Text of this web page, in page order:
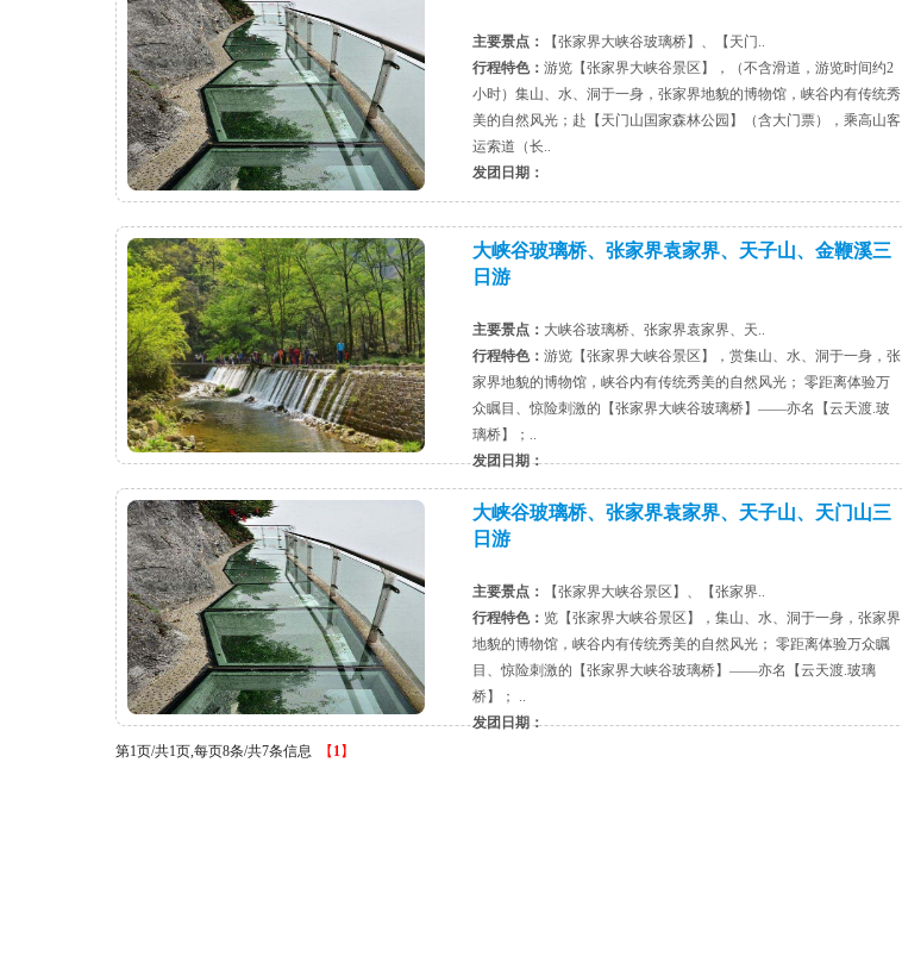
主要景点：
【张家界大峡谷玻璃桥】、【天门..
行程特色： 游览【张家界大峡谷景区】，（不含滑道，游览时间约2
小时）集山、水、洞于一身，张家界地貌的博物馆，峡谷内有传统秀
美的自然风光；赴【天门山国家森林公园】（含大门票），乘高山客
运索道（长..
发团日期：
大峡谷玻璃桥、张家界袁家界、天子山、金鞭溪三
日游
主要景点： 大峡谷玻璃桥、张家界袁家界、天..
行程特色： 游览【张家界大峡谷景区】，赏集山、水、洞于一身，张
家界地貌的博物馆，峡谷内有传统秀美的自然风光； 零距离体验万
众瞩目、惊险刺激的【张家界大峡谷玻璃桥】——亦名【云天渡.玻
璃桥】；..
发团日期：
大峡谷玻璃桥、张家界袁家界、天子山、天门山三
日游
主要景点：
【张家界大峡谷景区】、【张家界..
行程特色： 览【张家界大峡谷景区】，集山、水、洞于一身，张家界
地貌的博物馆，峡谷内有传统秀美的自然风光； 零距离体验万众瞩
目、惊险刺激的【张家界大峡谷玻璃桥】——亦名【云天渡.玻璃
桥】； ..
发团日期：
第1页/共1页,每页8条/共7条信息 【1 】